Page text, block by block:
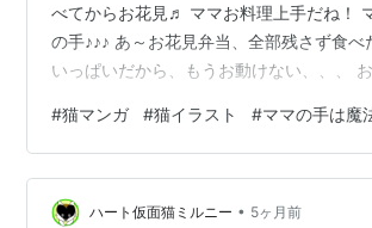
べてからお花見♬ ママお料理上手だね！
の手♪♪♪ あ～お花見弁当、全部残さず食べ
いっぱいだから、もうお動けない、、、
味しいお花見弁当沢山持ってまたあした来
ママの手は魔法の手～♪ ママにとって子供
はまさに魔法の言葉でした(^^♪ 嬉しくな
料理を頑張れる♪ 頑張らされる？♪ 不思議
#猫マンガ #猫イラスト #ママの手は魔
ハート仮面猫ミルニー • 5ヶ月前